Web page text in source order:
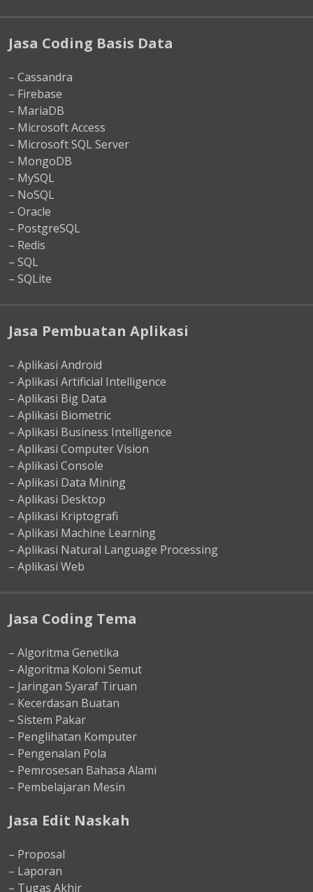
Jasa Coding Basis Data
– Cassandra
– Firebase
– MariaDB
– Microsoft Access
– Microsoft SQL Server
– MongoDB
– MySQL
– NoSQL
– Oracle
– PostgreSQL
– Redis
– SQL
– SQLite
Jasa Pembuatan Aplikasi
– Aplikasi Android
– Aplikasi Artificial Intelligence
– Aplikasi Big Data
– Aplikasi Biometric
– Aplikasi Business Intelligence
– Aplikasi Computer Vision
– Aplikasi Console
– Aplikasi Data Mining
– Aplikasi Desktop
– Aplikasi Kriptografi
– Aplikasi Machine Learning
– Aplikasi Natural Language Processing
– Aplikasi Web
Jasa Coding Tema
– Algoritma Genetika
– Algoritma Koloni Semut
– Jaringan Syaraf Tiruan
– Kecerdasan Buatan
– Sistem Pakar
– Penglihatan Komputer
– Pengenalan Pola
– Pemrosesan Bahasa Alami
– Pembelajaran Mesin
Jasa Edit Naskah
– Proposal
– Laporan
– Tugas Akhir